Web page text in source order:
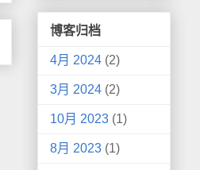
博客归档
4月 2024 (2)
3月 2024 (2)
10月 2023 (1)
8月 2023 (1)